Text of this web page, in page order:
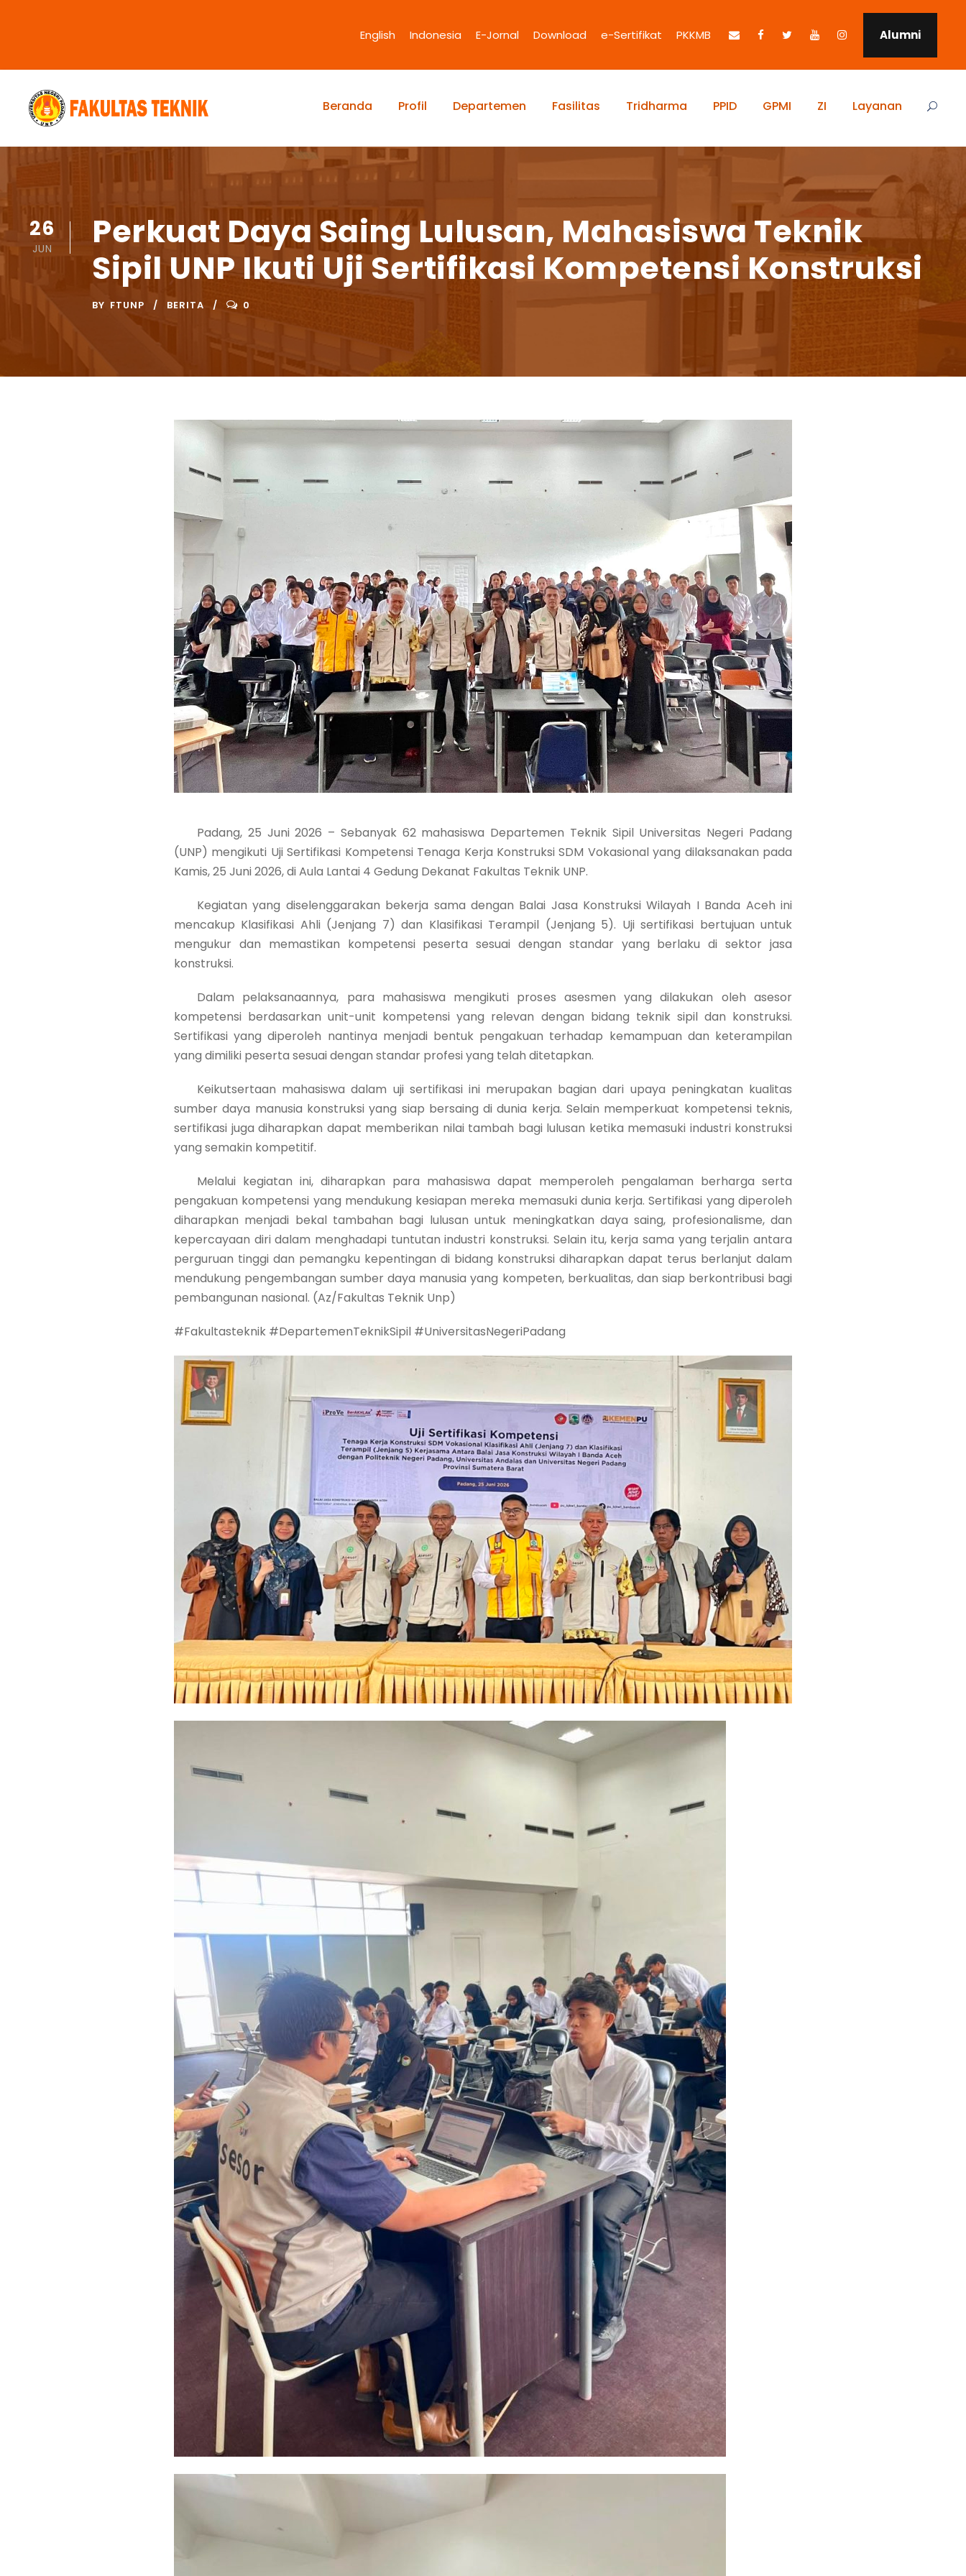
English Indonesia E-Jornal Download e-Sertifikat PKKMB Alumni
Beranda Profil Departemen Fasilitas Tridharma PPID GPMI ZI Layanan
26
JUN
Perkuat Daya Saing Lulusan, Mahasiswa Teknik
Sipil UNP Ikuti Uji Sertifikasi Kompetensi Konstruksi
BY FTUNP BERITA 0
Padang, 25 Juni 2026 – Sebanyak 62 mahasiswa Departemen Teknik Sipil Universitas Negeri Padang
(UNP) mengikuti Uji Sertifikasi Kompetensi Tenaga Kerja Konstruksi SDM Vokasional yang dilaksanakan pada
Kamis, 25 Juni 2026, di Aula Lantai 4 Gedung Dekanat Fakultas Teknik UNP.
Kegiatan yang diselenggarakan bekerja sama dengan Balai Jasa Konstruksi Wilayah I Banda Aceh ini
mencakup Klasifikasi Ahli (Jenjang 7) dan Klasifikasi Terampil (Jenjang 5). Uji sertifikasi bertujuan untuk
mengukur dan memastikan kompetensi peserta sesuai dengan standar yang berlaku di sektor jasa
konstruksi.
Dalam pelaksanaannya, para mahasiswa mengikuti proses asesmen yang dilakukan oleh asesor
kompetensi berdasarkan unit-unit kompetensi yang relevan dengan bidang teknik sipil dan konstruksi.
Sertifikasi yang diperoleh nantinya menjadi bentuk pengakuan terhadap kemampuan dan keterampilan
yang dimiliki peserta sesuai dengan standar profesi yang telah ditetapkan.
Keikutsertaan mahasiswa dalam uji sertifikasi ini merupakan bagian dari upaya peningkatan kualitas
sumber daya manusia konstruksi yang siap bersaing di dunia kerja. Selain memperkuat kompetensi teknis,
sertifikasi juga diharapkan dapat memberikan nilai tambah bagi lulusan ketika memasuki industri konstruksi
yang semakin kompetitif.
Melalui kegiatan ini, diharapkan para mahasiswa dapat memperoleh pengalaman berharga serta
pengakuan kompetensi yang mendukung kesiapan mereka memasuki dunia kerja. Sertifikasi yang diperoleh
diharapkan menjadi bekal tambahan bagi lulusan untuk meningkatkan daya saing, profesionalisme, dan
kepercayaan diri dalam menghadapi tuntutan industri konstruksi. Selain itu, kerja sama yang terjalin antara
perguruan tinggi dan pemangku kepentingan di bidang konstruksi diharapkan dapat terus berlanjut dalam
mendukung pengembangan sumber daya manusia yang kompeten, berkualitas, dan siap berkontribusi bagi
pembangunan nasional. (Az/Fakultas Teknik Unp)
#Fakultasteknik #DepartemenTeknikSipil #UniversitasNegeriPadang